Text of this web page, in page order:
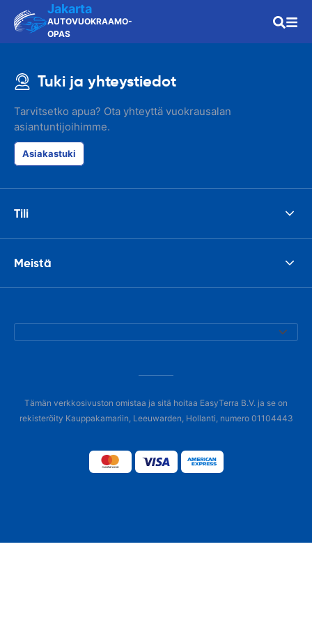
Jakarta
AUTOVUOKRAAMO-
OPAS
Tuki ja yhteystiedot
Tarvitsetko apua? Ota yhteyttä vuokrausalan
asiantuntijoihimme.
Asiakastuki
Tili
Meistä
Tämän verkkosivuston omistaa ja sitä hoitaa EasyTerra B.V. ja se on
rekisteröity Kauppakamariin, Leeuwarden, Hollanti, numero 01104443